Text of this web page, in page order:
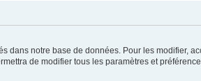
dans notre base de données. Pour les modifier,
de modifier tous les paramètres et